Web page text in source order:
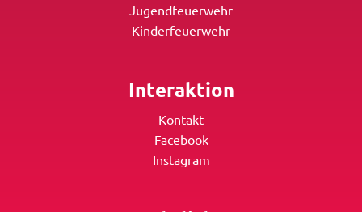
Jugendfeuerwehr
Kinderfeuerwehr
Interaktion
Kontakt
Facebook
Instagram